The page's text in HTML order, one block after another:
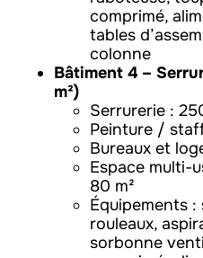
comprimé,
tables
colonne
Bâtiment 4 –
m²)
Serrurerie :
Peinture /
Bureaux et
Espace multi-
80 m²
Équipements :
rouleaux,
sorbonne